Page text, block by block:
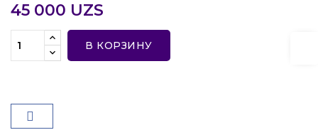
45 000 UZS
В КОРЗИНУ